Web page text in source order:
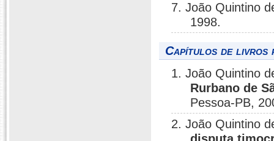
7. João Quintino
1998.
Capítulos de livros
1. João Quintino
Rurbano de
Pessoa-PB,
2. João Quintino